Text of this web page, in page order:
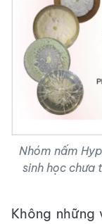
Nhóm nấm
sinh học chưa
Không những